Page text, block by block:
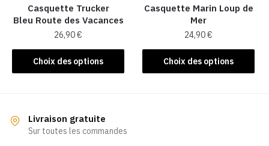
la
page
du
produit
page
du
produit
Casquette Trucker
Bleu Route des Vacances
26,90€
Choix des options
Ce
produit
variations.
Les
Casquette Marin Loup de
Mer
24,90€
Choix des options
Ce
produit
Livraison gratuite
Sur toutes les commandes